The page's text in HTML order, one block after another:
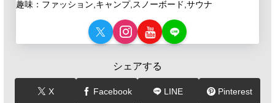
趣味：ファッション,キャンプ,スノーボード,サウナ
シェアする
X Facebook LINE Pinterest